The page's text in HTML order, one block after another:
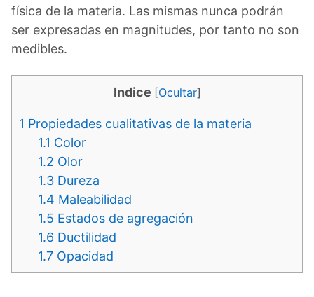
física de la materia. Las mismas nunca podrán
ser expresadas en magnitudes, por tanto no son
medibles.
Indice [Ocultar]
1 Propiedades cualitativas de la materia
1.1 Color
1.2 Olor
1.3 Dureza
1.4 Maleabilidad
1.5 Estados de agregación
1.6 Ductilidad
1.7 Opacidad